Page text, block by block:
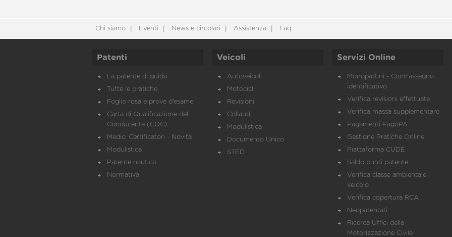
Chi siamo Eventi News e circolari Assistenza Faq
Patenti
La patente di guida
Tutte le pratiche
Foglio rosa e prove d’esame
Carta di Qualificazione del
Conducente (CQC)
Medici Certificatori - Novità
Modulistica
Patente nautica
Normativa
Veicoli
Autoveicoli
Motocicli
Revisioni
Collaudi
Modulistica
Documento Unico
STED
Servizi Online
Monopattini - Contrassegno
identificativo
Verifica revisioni effettuate
Verifica massa supplementare
Pagamenti PagoPA
Gestione Pratiche Online
Piattaforma CUDE
Saldo punti patente
Verifica classe ambientale
veicolo
Verifica copertura RCA
Neopatentati
Ricerca Uffici della
Motorizzazione Civile